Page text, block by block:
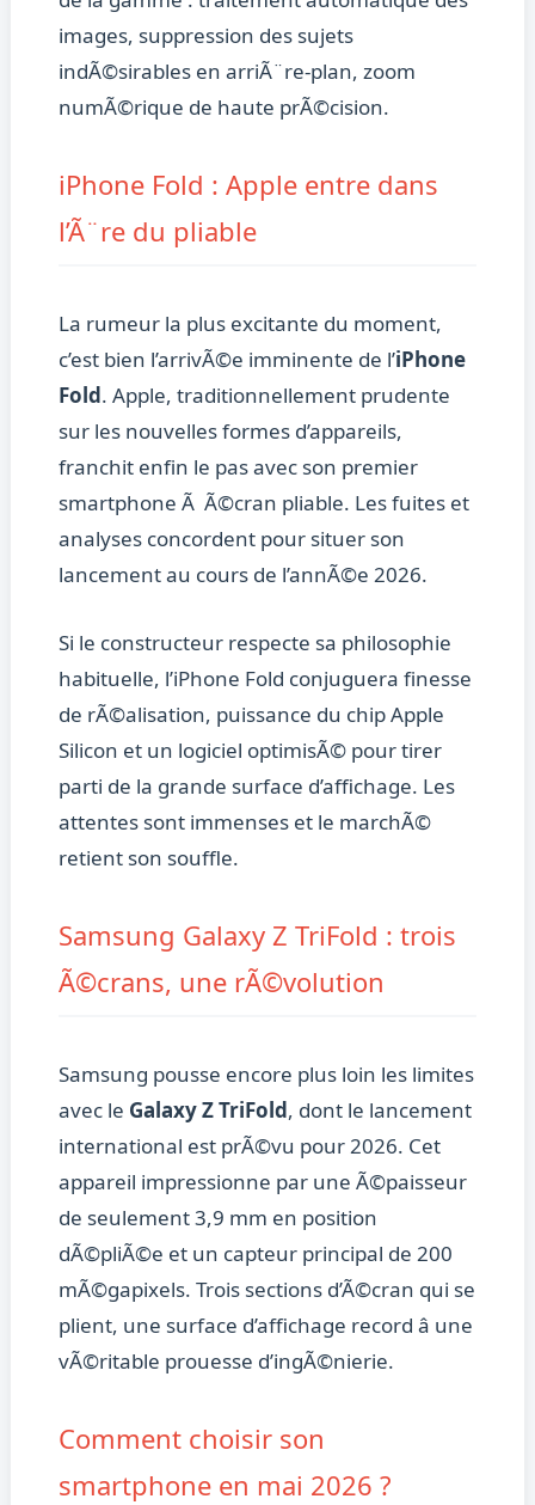
images, suppression des sujets
indÃ©sirables en arriÃ¨re-plan, zoom
numÃ©rique de haute prÃ©cision.
iPhone Fold : Apple entre dans
l’Ã¨re du pliable
La rumeur la plus excitante du moment,
c’est bien l’arrivÃ©e imminente de l’iPhone
Fold. Apple, traditionnellement prudente
sur les nouvelles formes d’appareils,
franchit enfin le pas avec son premier
smartphone Ã Ã©cran pliable. Les fuites et
analyses concordent pour situer son
lancement au cours de l’annÃ©e 2026.
Si le constructeur respecte sa philosophie
habituelle, l’iPhone Fold conjuguera finesse
de rÃ©alisation, puissance du chip Apple
Silicon et un logiciel optimisÃ© pour tirer
parti de la grande surface d’affichage. Les
attentes sont immenses et le marchÃ©
retient son souffle.
Samsung Galaxy Z TriFold : trois
Ã©crans, une rÃ©volution
Samsung pousse encore plus loin les limites
avec le Galaxy Z TriFold, dont le lancement
international est prÃ©vu pour 2026. Cet
appareil impressionne par une Ã©paisseur
de seulement 3,9 mm en position
dÃ©pliÃ©e et un capteur principal de 200
mÃ©gapixels. Trois sections d’Ã©cran qui se
plient, une surface d’affichage record â une
vÃ©ritable prouesse d’ingÃ©nierie.
Comment choisir son
smartphone en mai 2026 ?